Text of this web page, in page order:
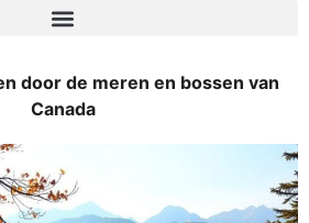
door de meren en bossen van
Canada